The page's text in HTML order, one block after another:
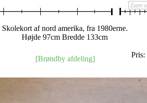
Skolekort af nord amerika, fra 1980erne.
Højde 97cm Bredde 133cm
[Brøndby afdeling] Pris: